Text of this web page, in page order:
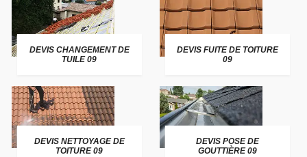
DEVIS CHANGEMENT DE
TUILE 09
DEVIS FUITE DE TOITURE
09
DEVIS NETTOYAGE DE
TOITURE 09
DEVIS POSE DE
GOUTTIÈRE 09